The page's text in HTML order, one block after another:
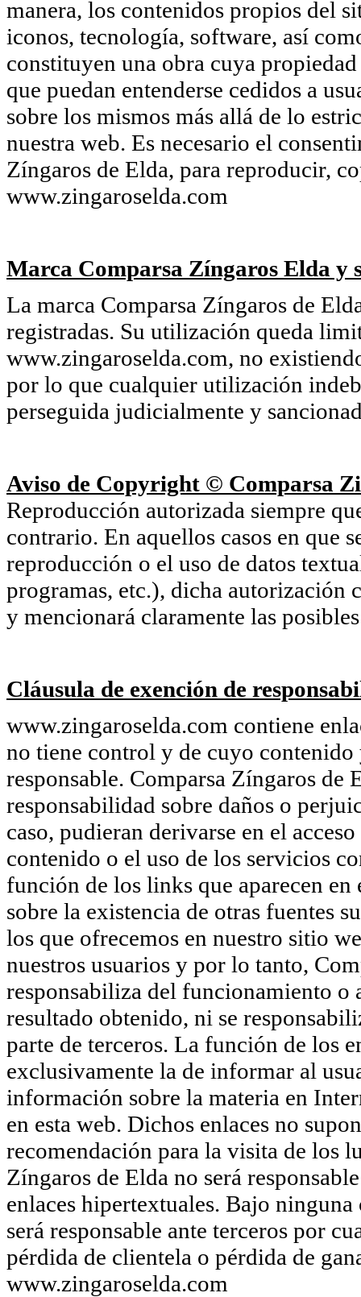
manera, los contenidos propios del
iconos, tecnología, software, así
constituyen una obra cuya
que puedan entenderse cedidos a
sobre los mismos más allá de lo
nuestra web. Es necesario el
Zíngaros de Elda, para reproducir,
www.zingaroselda.com
Marca Comparsa Zíngaros Elda y
La marca Comparsa Zíngaros de
registradas. Su utilización queda
www.zingaroselda.com, no
por lo que cualquier utilización
perseguida judicialmente y
Aviso de Copyright © Comparsa
Reproducción autorizada siempre
contrario. En aquellos casos en que
reproducción o el uso de datos
programas, etc.), dicha autorización
y mencionará claramente las
Cláusula de exención de
www.zingaroselda.com contiene
no tiene control y de cuyo
responsable. Comparsa Zíngaros de
responsabilidad sobre daños o
caso, pudieran derivarse en el
contenido o el uso de los servicios
función de los links que aparecen
sobre la existencia de otras fuentes
los que ofrecemos en nuestro sitio
nuestros usuarios y por lo tanto,
responsabiliza del funcionamiento o
resultado obtenido, ni se
parte de terceros. La función de los
exclusivamente la de informar al
información sobre la materia en
en esta web. Dichos enlaces no
recomendación para la visita de los
Zíngaros de Elda no será
enlaces hipertextuales. Bajo
será responsable ante terceros por
pérdida de clientela o pérdida de
www.zingaroselda.com